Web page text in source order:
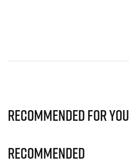
Recommended for you
Recommended